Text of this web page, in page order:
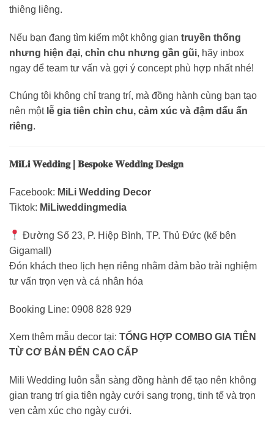
thiêng liêng.
Nếu bạn đang tìm kiếm một không gian truyền thống
nhưng hiện đại, chỉn chu nhưng gần gũi, hãy inbox
ngay để team tư vấn và gợi ý concept phù hợp nhất nhé!
Chúng tôi không chỉ trang trí, mà đồng hành cùng bạn tạo
nên một lễ gia tiên chỉn chu, cảm xúc và đậm dấu ấn
riêng.
𝐌𝐢𝐋𝐢 𝐖𝐞𝐝𝐝𝐢𝐧𝐠 | 𝐁𝐞𝐬𝐩𝐨𝐤𝐞 𝐖𝐞𝐝𝐝𝐢𝐧𝐠 𝐃𝐞𝐬𝐢𝐠𝐧
Facebook: MiLi Wedding Decor
Tiktok: MiLiweddingmedia
Đường Số 23, P. Hiệp Bình, TP. Thủ Đức (kế bên
Gigamall)
Đón khách theo lịch hẹn riêng nhằm đảm bảo trải nghiệm
tư vấn trọn vẹn và cá nhân hóa
Booking Line: 0908 828 929
Xem thêm mẫu decor tại: TỔNG HỢP COMBO GIA TIÊN
TỪ CƠ BẢN ĐẾN CAO CẤP
Mili Wedding luôn sẵn sàng đồng hành để tạo nên không
gian trang trí gia tiên ngày cưới sang trọng, tinh tế và trọn
vẹn cảm xúc cho ngày cưới.